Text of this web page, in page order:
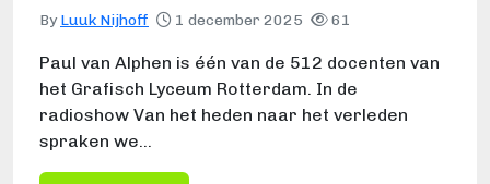
ByLuuk Nijhoff 1 december 2025 61
Paul van Alphen is één van de 512 docenten van
het Grafisch Lyceum Rotterdam. In de
radioshow Van het heden naar het verleden
spraken we…